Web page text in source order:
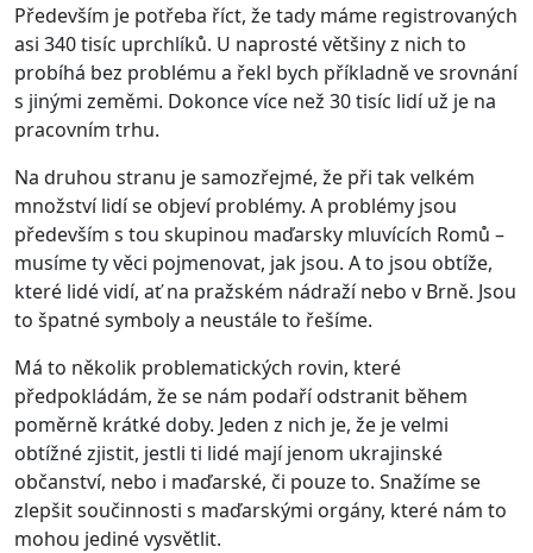
Především je potřeba říct, že tady máme registrovaných
asi 340 tisíc uprchlíků. U naprosté většiny z nich to
probíhá bez problému a řekl bych příkladně ve srovnání
s jinými zeměmi. Dokonce více než 30 tisíc lidí už je na
pracovním trhu.
Na druhou stranu je samozřejmé, že při tak velkém
množství lidí se objeví problémy. A problémy jsou
především s tou skupinou maďarsky mluvících Romů –
musíme ty věci pojmenovat, jak jsou. A to jsou obtíže,
které lidé vidí, ať na pražském nádraží nebo v Brně. Jsou
to špatné symboly a neustále to řešíme.
Má to několik problematických rovin, které
předpokládám, že se nám podaří odstranit během
poměrně krátké doby. Jeden z nich je, že je velmi
obtížné zjistit, jestli ti lidé mají jenom ukrajinské
občanství, nebo i maďarské, či pouze to. Snažíme se
zlepšit součinnosti s maďarskými orgány, které nám to
mohou jediné vysvětlit.